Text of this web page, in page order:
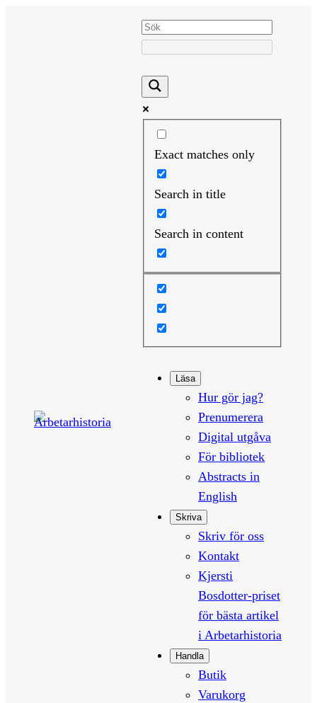
Exact matches only
Search in title
Search in content
Läsa
Hur gör jag?
Prenumerera
Digital utgåva
För bibliotek
Abstracts in
English
Skriva
Skriv för oss
Kontakt
Kjersti
Bosdotter-priset
för bästa artikel
i Arbetarhistoria
Handla
Butik
Varukorg